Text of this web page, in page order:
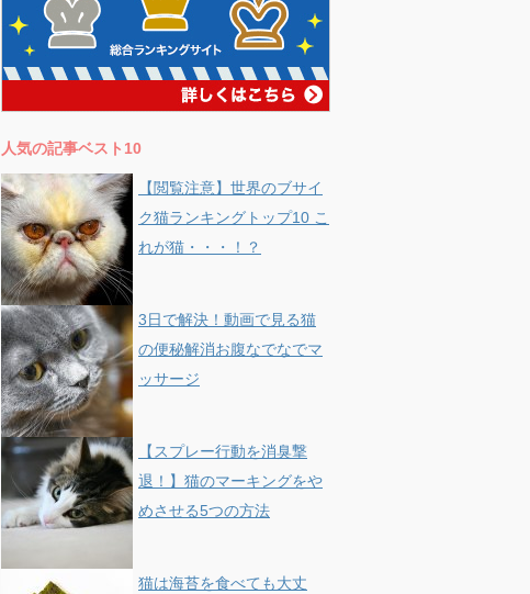
人気の記事ベスト10
【閲覧注意】世界のブサイ
ク猫ランキングトップ10 こ
れが猫・・・！？
3日で解決！動画で見る猫
の便秘解消お腹なでなでマ
ッサージ
【スプレー行動を消臭撃
退！】猫のマーキングをや
めさせる5つの方法
猫は海苔を食べても大丈